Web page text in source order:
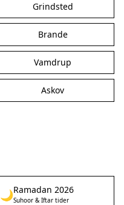
Grindsted
Brande
Vamdrup
Askov
🌙Ramadan 2026
Suhoor & Iftar tider